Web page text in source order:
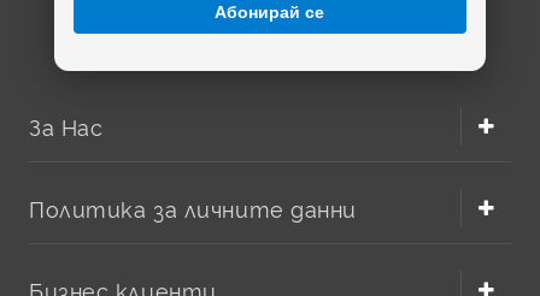
Абонирай се
За Нас
Политика за личните данни
Бизнес клиенти